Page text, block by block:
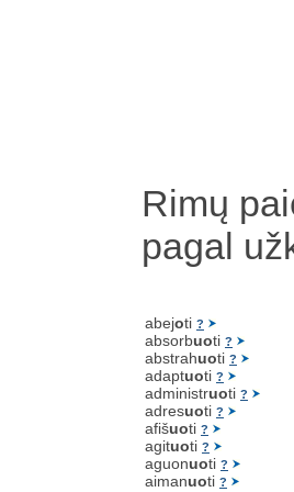
Rimų
pagal
abejoti ?
absorbuoti ?
abstrahuoti ?
adaptuoti ?
administruoti ?
adresuoti ?
afišuoti ?
agituoti ?
aguonuoti ?
aimanuoti ?